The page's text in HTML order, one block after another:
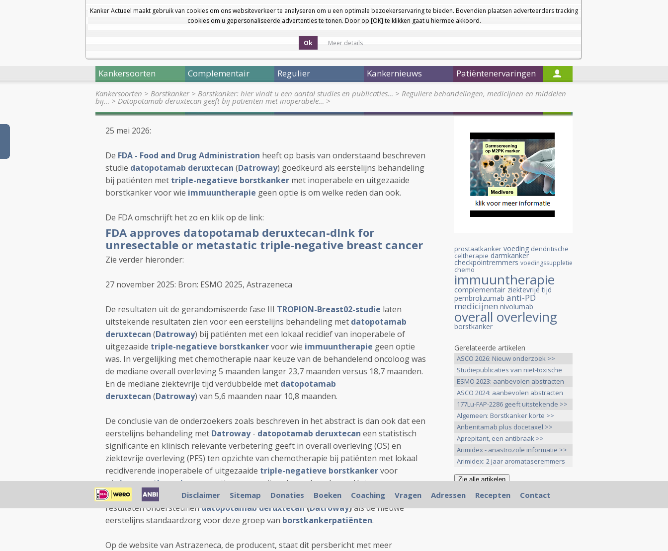
Kanker Actueel maakt gebruik van cookies om ons websiteverkeer te analyseren om u een optimale bezoekerservaring te bieden. Bovendien plaatsen adverteerders tracking
cookies om u gepersonaliseerde advertenties te tonen. Door op [OK] te klikken gaat u hiermee akkoord.
Ok Meer details
a
a
Nieuwsbrief
Startpagina
Kankersoorten Complementair Regulier Kankernieuws Patiëntenervaringen
Kankersoorten > Borstkanker> Borstkanker: hier vindt u een aantal studies en publicaties… > Reguliere behandelingen, medicijnen en middelen
bij… > Datopotamab deruxtecan geeft bij patiënten met inoperabele… >
25 mei 2026:
De FDA - Food and Drug Administration heeft op basis van onderstaand beschreven
studie datopotamab deruxtecan (Datroway) goedkeurd als eerstelijns behandeling
bij patiënten met triple-negatieve borstkanker met inoperabele en uitgezaaide
borstkanker voor wie immuuntherapie geen optie is om welke reden dan ook.
De FDA omschrijft het zo en klik op de link:
FDA approves datopotamab deruxtecan-dlnk for
unresectable or metastatic triple-negative breast cancer
Zie verder hieronder:
27 november 2025: Bron: ESMO 2025, Astrazeneca
De resultaten uit de gerandomiseerde fase III TROPION-Breast02-studie laten
uitstekende resultaten zien voor een eerstelijns behandeling met datopotamab
deruxtecan (Datroway) bij patiënten met een lokaal recidief van inoperabele of
uitgezaaide triple-negatieve borstkankervoor wie immuuntherapie geen optie
was. In vergelijking met chemotherapie naar keuze van de behandelend oncoloog was
de mediane overall overleving 5 maanden langer 23,7 maanden versus 18,7 maanden.
En de mediane ziektevrije tijd verdubbelde met datopotamab
deruxtecan (Datroway) van 5,6 maanden naar 10,8 maanden.
De conclusie van de onderzoekers zoals beschreven in het abstract is dan ook dat een
eerstelijns behandeling met Datroway- datopotamab deruxtecan een statistisch
significante en klinisch relevante verbetering geeft in overall overleving (OS) en
ziektevrije overleving (PFS) ten opzichte van chemotherapie bij patiënten met lokaal
recidiverende inoperabele of uitgezaaide triple-negatieve borstkankervoor
wieimmuuntherapiegeen optie was om uiteenlopende redenen. Het
veiligheidsprofiel vanDatroway -datopotamab deruxtecanwas beheersbaar. De
resultaten ondersteunendatopotamab deruxtecan(Datroway)als de nieuwe
eerstelijns standaardzorg voor deze groep van borstkankerpatiënten.
Op de website van Astrazeneca, de producent, staat dit persbericht met meer
prostaatkanker voeding dendritische
celtherapie darmkanker
checkpointremmers voedingssuppletie
chemo
immuuntherapie
complementair ziektevrije tijd
pembrolizumab anti-PD
medicijnen nivolumab
overall overleving
borstkanker
Gerelateerde artikelen
ASCO 2026: Nieuw onderzoek >>
Studiepublicaties van niet-toxische
>>
ESMO 2023: aanbevolen abstracten
>>
ASCO 2024: aanbevolen abstracten
>>
177Lu-FAP-2286 geeft uitstekende >>
Algemeen: Borstkanker korte >>
Anbenitamab plus docetaxel >>
Aprepitant, een antibraak >>
Arimidex - anastrozole informatie >>
Arimidex: 2 jaar aromataseremmers
>>
Disclaimer Sitemap Donaties Boeken Coaching Vragen Adressen Recepten Contact